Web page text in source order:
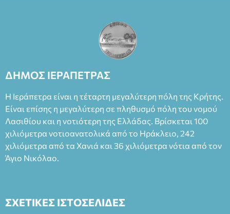
ΔΗΜΟΣ ΙΕΡΑΠΕΤΡΑΣ
Η Ιεράπετρα είναι η τέταρτη μεγαλύτερη πόλη της Κρήτης.
Είναι επίσης η μεγαλύτερη σε πληθυσμό πόλη του νομού
Λασιθίου και η νοτιότερη της Ελλάδας. Βρίσκεται 100
χιλιόμετρα νοτιοανατολικά από το Ηράκλειο, 242
χιλιόμετρα από τα Χανιά και 36 χιλιόμετρα νότια από τον
Άγιο Νικόλαο.
ΣΧΕΤΙΚΕΣ ΙΣΤΟΣΕΛΙΔΕΣ